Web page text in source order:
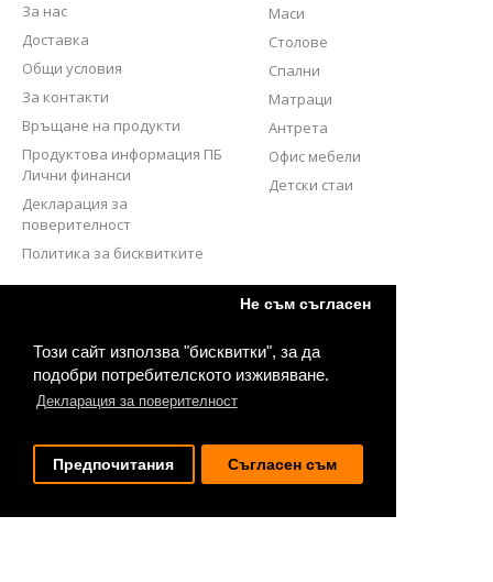
Този сайт използва "бисквитки", за да
подобри потребителското изживяване.
Декларация за поверителност
Не съм съгласен
Предпочитания Съгласен съм
За нас
Доставка
Общи условия
За контакти
Връщане на продукти
Продуктова информация ПБ
Лични финанси
Декларация за
поверителност
Политика за бисквитките
Маси
Столове
Спални
Матраци
Антрета
Офис мебели
Детски стаи